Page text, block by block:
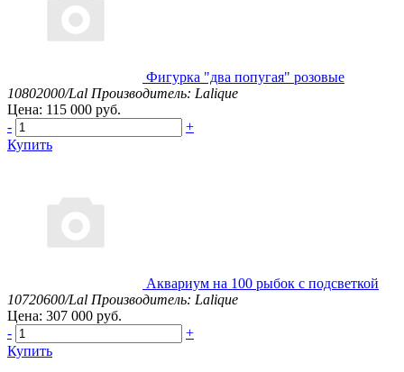
Фигурка "два попугая" розовые
10802000/Lal Производитель: Lalique
Цена: 115 000 руб.
-
+
Купить
Аквариум на 100 рыбок с подсветкой
10720600/Lal Производитель: Lalique
Цена: 307 000 руб.
-
+
Купить